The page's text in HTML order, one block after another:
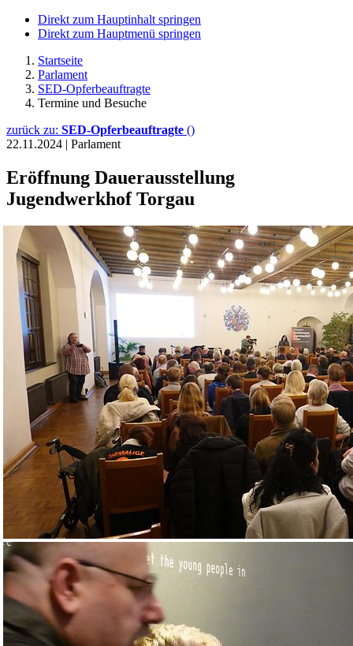
Direkt zum Hauptinhalt springen
Direkt zum Hauptmenü springen
Startseite
Parlament
SED-Opferbeauftragte
Termine und Besuche
zurück zu: SED-Opferbeauftragte ()
22.11.2024 | Parlament
Eröffnung Dauerausstellung
Jugendwerkhof Torgau